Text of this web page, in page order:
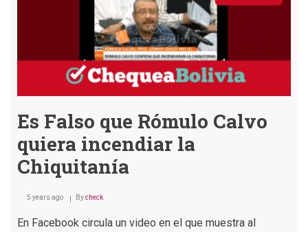
que
se
asegura
que
federaciones
del
trópico
carbón
la
Es Falso que Rómulo Calvo
quiera incendiar la
Chiquitanía
5 years ago Bycheck
En Facebook circula un video en el que muestra al